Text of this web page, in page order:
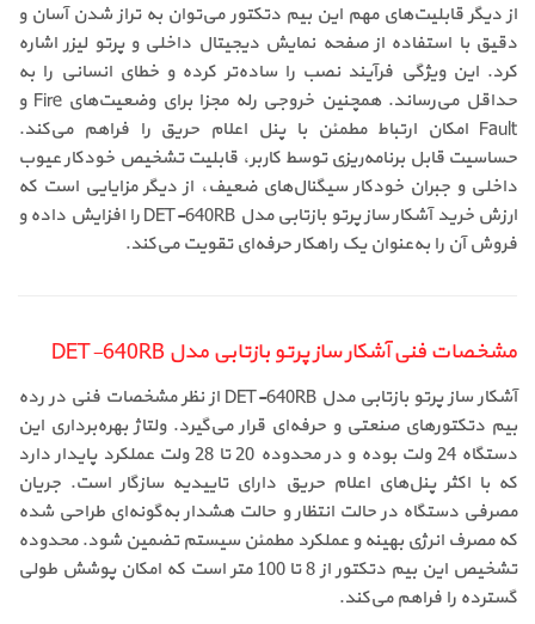
از دیگر قابلیت‌های مهم این بیم دتکتور می‌توان به تراز شدن آسان و
دقیق با استفاده از صفحه نمایش دیجیتال داخلی و پرتو لیزر اشاره
کرد. این ویژگی فرآیند نصب را ساده‌تر کرده و خطای انسانی را به
حداقل می‌رساند. همچنین خروجی رله مجزا برای وضعیت‌های Fire و
Fault امکان ارتباط مطمئن با پنل اعلام حریق را فراهم می‌کند.
حساسیت قابل برنامه‌ریزی توسط کاربر، قابلیت تشخیص خودکار عیوب
داخلی و جبران خودکار سیگنال‌های ضعیف، از دیگر مزایایی است که
ارزش خرید آشکار ساز پرتو بازتابی مدل DET-640RB را افزایش داده و
فروش آن را به‌عنوان یک راهکار حرفه‌ای تقویت می‌کند.
مشخصات فنی آشکار ساز پرتو بازتابی مدل DET-640RB
آشکار ساز پرتو بازتابی مدل DET-640RB از نظر مشخصات فنی در رده
بیم دتکتورهای صنعتی و حرفه‌ای قرار می‌گیرد. ولتاژ بهره‌برداری این
دستگاه 24 ولت بوده و در محدوده 20 تا 28 ولت عملکرد پایدار دارد
که با اکثر پنل‌های اعلام حریق دارای تاییدیه سازگار است. جریان
مصرفی دستگاه در حالت انتظار و حالت هشدار به‌گونه‌ای طراحی شده
که مصرف انرژی بهینه و عملکرد مطمئن سیستم تضمین شود. محدوده
تشخیص این بیم دتکتور از 8 تا 100 متر است که امکان پوشش طولی
گسترده را فراهم می‌کند.